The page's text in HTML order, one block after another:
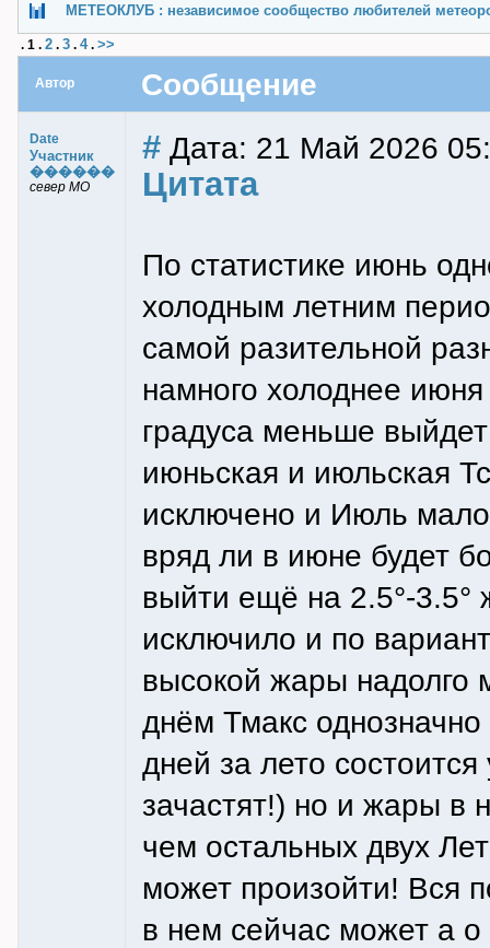
МЕТЕОКЛУБ : независимое сообщество любителей
. 1 . 2 . 3 . 4. >>
Автор Сообщение
Date
Участник
������
север МО
# Дата: 21 Май 2026
Цитата
По статистике июнь
холодным летним
самой разительной
намного холоднее
градуса меньше
июньская и июльская
исключено и Июль
вряд ли в июне будет
выйти ещё на 2.5°-
исключило и по
высокой жары надолго
днём Тмакс
дней за лето
зачастят!) но и жары в
чем остальных двух
может произойти! Вся
в нем сейчас может а